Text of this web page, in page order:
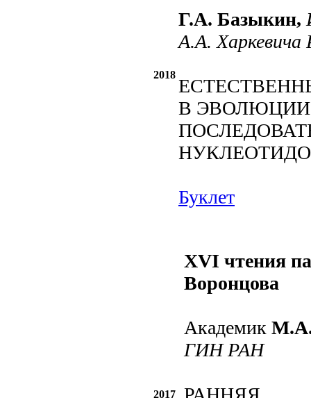
2018
Г.А. Базыкин,
А.А. Харкевича
В ЭВОЛЮЦИИ
Буклет
2017
XVI чтения
Воронцова
Академик М.А.
ГИН РАН